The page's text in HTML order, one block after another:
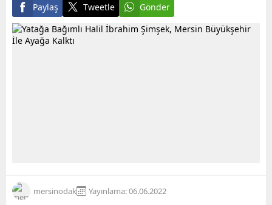
Paylaş Tweetle Gönder
mersinodak Yayınlama: 06.06.2022